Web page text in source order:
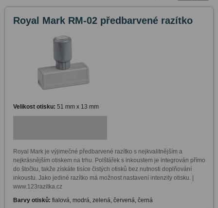
Royal Mark RM-02 předbarvené razítko
Velikost otisku: 51 mm x 13 mm
Royal Mark je výjimečné předbarvené razítko s nejkvalitnějším a
nejkrásnějším otiskem na trhu. Polštářek s inkoustem je integrován přímo
do štočku, takže získáte tisíce čistých otisků bez nutnosti doplňování
inkoustu. Jako jediné razítko má možnost nastavení intenzity otisku. |
www.123razitka.cz
Barvy otisků: fialová, modrá, zelená, červená, černá